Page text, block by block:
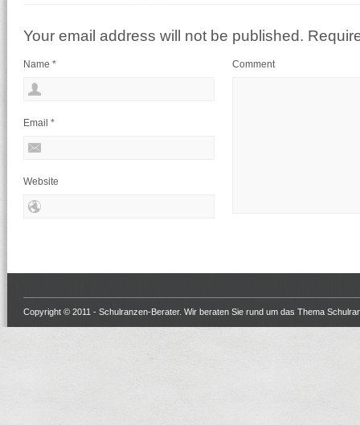
Your email address will not be published.
Comment
Name *
Email *
Website
Copyright © 2011 - Schulranzen-Berater. Wir beraten Sie rund um das Thema